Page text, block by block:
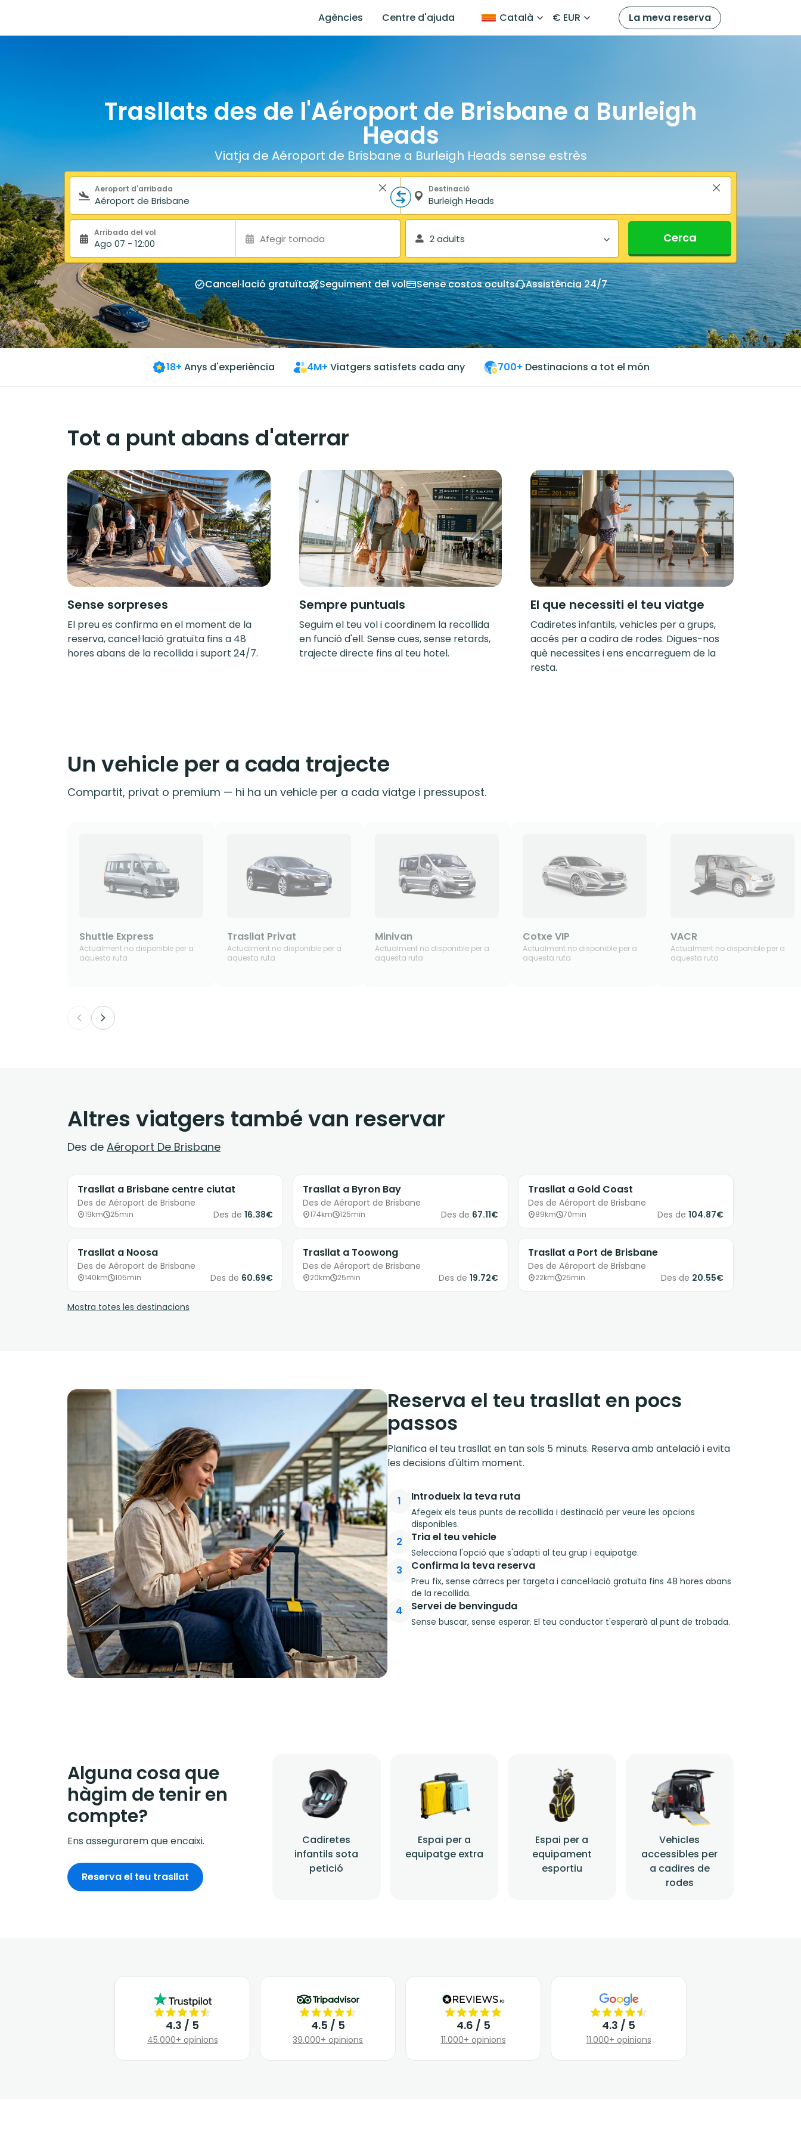
Agències Centre d'ajuda Català € EUR La meva reserva
Trasllats des de l'Aéroport de Brisbane a Burleigh
Heads
Viatja de Aéroport de Brisbane a Burleigh Heads sense estrès
Formulari de cerca
Aeroport d'arribada Destinació
Arribada del vol
Ago 07 - 12:00 Afegir tornada 2 adults Cerca
Cancel·lació gratuïta Seguiment del vol Sense costos ocults Assistència 24/7
18+ Anys d'experiència 4M+ Viatgers satisfets cada any 700+ Destinacions a tot el món
Tot a punt abans d'aterrar
Sense sorpreses
El preu es confirma en el moment de la
reserva, cancel·lació gratuïta fins a 48
hores abans de la recollida i suport 24/7.
Sempre puntuals
Seguim el teu vol i coordinem la recollida
en funció d'ell. Sense cues, sense retards,
trajecte directe fins al teu hotel.
El que necessiti el teu viatge
Cadiretes infantils, vehicles per a grups,
accés per a cadira de rodes. Digues-nos
què necessites i ens encarreguem de la
resta.
Un vehicle per a cada trajecte
Compartit, privat o premium — hi ha un vehicle per a cada viatge i pressupost.
Shuttle Express
Actualment no disponible per a
aquesta ruta
Trasllat Privat
Actualment no disponible per a
aquesta ruta
Minivan
Actualment no disponible per a
aquesta ruta
Cotxe VIP
Actualment no disponible per a
aquesta ruta
VACR
Actualment no disponible per a
aquesta ruta
Altres viatgers també van reservar
Des de Aéroport De Brisbane
Trasllat a Brisbane centre ciutat
Des de Aéroport de Brisbane
19km 25min Des de 16.38€
Trasllat a Byron Bay
Des de Aéroport de Brisbane
174km 125min Des de 67.11€
Trasllat a Gold Coast
Des de Aéroport de Brisbane
89km 70min Des de 104.87€
Trasllat a Noosa
Des de Aéroport de Brisbane
140km 105min Des de 60.69€
Trasllat a Toowong
Des de Aéroport de Brisbane
20km 25min Des de 19.72€
Trasllat a Port de Brisbane
Des de Aéroport de Brisbane
22km 25min Des de 20.55€
Mostra totes les destinacions
Reserva el teu trasllat en pocs
passos
Planifica el teu trasllat en tan sols 5 minuts. Reserva amb antelació i evita
les decisions d'últim moment.
1 Introdueix la teva ruta
Afegeix els teus punts de recollida i destinació per veure les opcions
disponibles.
2 Tria el teu vehicle
Selecciona l'opció que s'adapti al teu grup i equipatge.
3 Confirma la teva reserva
Preu fix, sense càrrecs per targeta i cancel·lació gratuïta fins 48 hores abans
de la recollida.
4 Servei de benvinguda
Sense buscar, sense esperar. El teu conductor t'esperarà al punt de trobada.
Alguna cosa que
hàgim de tenir en
compte?
Ens assegurarem que encaixi.
Cadiretes
infantils sota
petició
Espai per a
equipatge extra
Espai per a
equipament
esportiu
Vehicles
accessibles per
a cadires de
rodes
Reserva el teu trasllat
4.3 / 5
45.000+ opinions
4.5 / 5
39.000+ opinions
4.6 / 5
11.000+ opinions
4.3 / 5
11.000+ opinions